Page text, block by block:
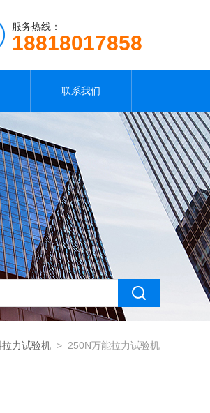
服务热线：
18818017858
联系我们
力试验机 > 250N万能拉力试验机